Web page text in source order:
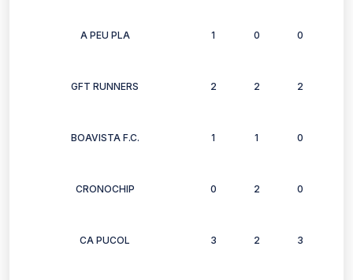
A PEU PLA 1 0 0
GFT RUNNERS 2 2 2
BOAVISTA F.C. 1 1 0
CRONOCHIP 0 2 0
CA PUCOL 3 2 3